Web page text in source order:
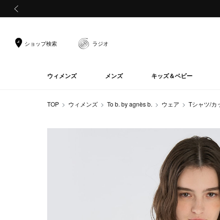
ショップ検索 ラジオ
ウィメンズ メンズ キッズ＆ベビー
TOP ウィメンズ To b. by agnès b. ウェア Tシャツ/カ